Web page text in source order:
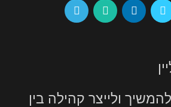
ולייצר קהילה בין